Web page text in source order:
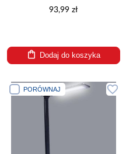
93,99 zł
Dodaj do koszyka
PORÓWNAJ